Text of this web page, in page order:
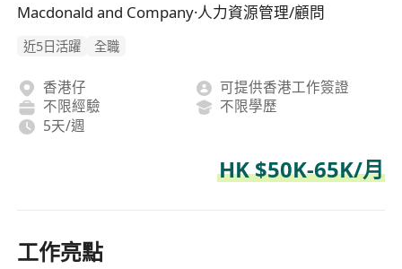
Macdonald and Company·人力資源管理/顧問
近5日活躍 全職
香港仔
可提供香港工作簽證
不限經驗
不限學歷
5天/週
HK $50K-65K/月
工作亮點